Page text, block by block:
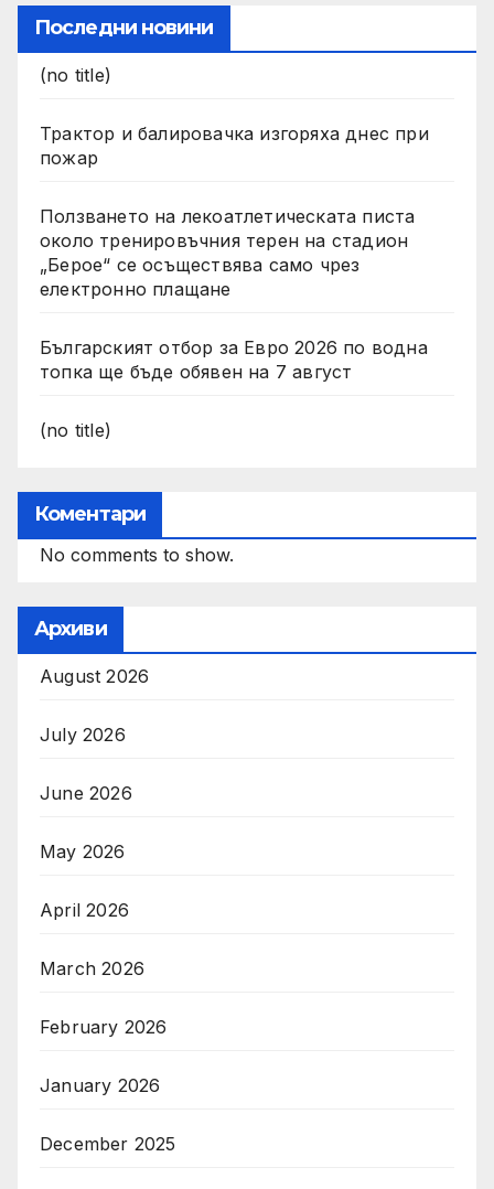
Последни новини
(no title)
Трактор и балировачка изгоряха днес при
пожар
Ползването на лекоатлетическата писта
около тренировъчния терен на стадион
„Берое“ се осъществява само чрез
електронно плащане
Българският отбор за Евро 2026 по водна
топка ще бъде обявен на 7 август
(no title)
Коментари
No comments to show.
Архиви
August 2026
July 2026
June 2026
May 2026
April 2026
March 2026
February 2026
January 2026
December 2025